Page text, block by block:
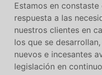
Estamos en
respuesta a las
nuestros clientes en
los que se
nuevos e incesantes
legislación en